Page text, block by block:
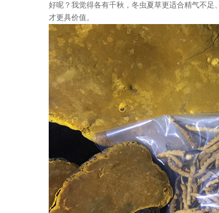
好呢？我觉得各有千秋，冬虫夏草更适合精气不
才更具价值。